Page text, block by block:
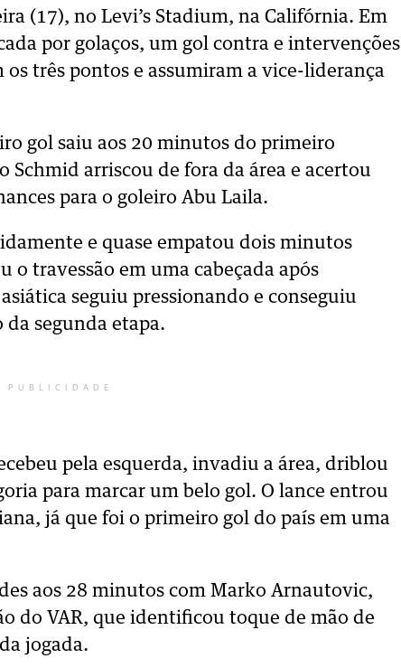
(17), no Levi’s Stadium, na Califórnia. Em
por golaços, um gol contra e intervenções
os três pontos e assumiram a vice-liderança
gol saiu aos 20 minutos do primeiro
Schmid arriscou de fora da área e acertou
para o goleiro Abu Laila.
e quase empatou dois minutos
o travessão em uma cabeçada após
seguiu pressionando e conseguiu
segunda etapa.
PUBLICIDADE
pela esquerda, invadiu a área, driblou
para marcar um belo gol. O lance entrou
já que foi o primeiro gol do país em uma
aos 28 minutos com Marko Arnautovic,
do VAR, que identificou toque de mão de
jogada.